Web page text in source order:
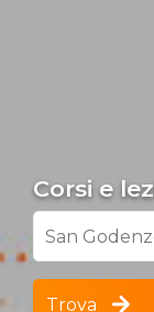
Corsi e
San
Trova